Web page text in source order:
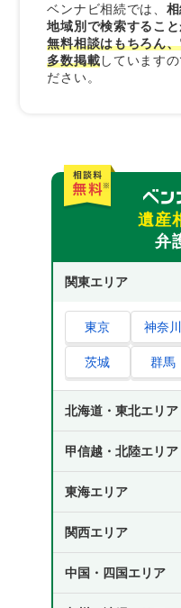
ベンナビ相続では、
地域別で検索すること
無料相談はもちろん
多数掲載しています
ださい。
遺産
弁
関東エリア
東京 神奈川
茨城 群馬
北海道・東北エリア
甲信越・北陸エリア
東海エリア
関西エリア
中国・四国エリア